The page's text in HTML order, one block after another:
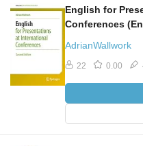
English for
Conferences
AdrianWallwork
22 0.00